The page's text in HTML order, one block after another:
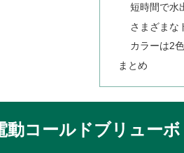
短時間で水
さまざまな
カラーは2色
まとめ
動コールドブリュー